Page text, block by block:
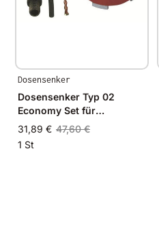
Dosensenker
Dosensenker Typ 02
Economy Set für
Mauerwerk
31,89 € 47,60 €
1 St